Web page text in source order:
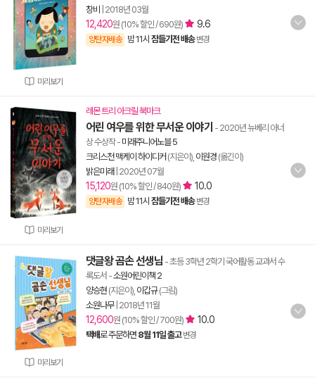
미리보기
창비 2018년 03월
12,420원 (10% 할인 / 690원) 9.6
양탄자배송 밤 11시 잠들기전 배송 변경
미리보기
레몬 트리 아크릴 북마크
어린 여우를 위한 무서운 이야기 - 2020년 뉴베리 아너
상 수상작- 미래주니어노블 5
크리스천 맥케이 하이디커 (지은이), 이원경 (옮긴이)
밝은미래 2020년 07월
15,120원 (10% 할인 / 840원) 10.0
양탄자배송 밤 11시 잠들기전 배송 변경
미리보기
댓글왕 곰손 선생님 - 초등 3학년 2학기 국어활동 교과서 수
록도서 -소원어린이책 2
양승현 (지은이), 이갑규(그림)
소원나무| 2018년 11월
12,600원 (10% 할인 / 700원) 10.0
택배로 주문하면 8월 11일 출고 변경